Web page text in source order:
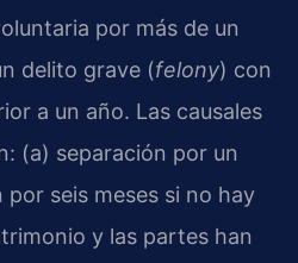
por más de un
delito grave (felony) con
a un año. Las causales
(a) separación por un
seis meses si no hay
y las partes han